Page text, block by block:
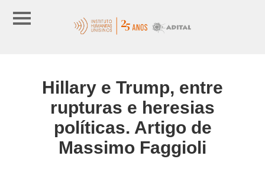
Hillary e Trump, entre
rupturas e heresias
políticas. Artigo de
Massimo Faggioli